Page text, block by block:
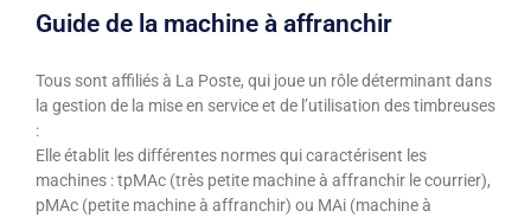
Guide de la machine à affranchir
Tous sont affiliés à La Poste, qui joue un rôle déterminant dans
la gestion de la mise en service et de l’utilisation des timbreuses
:
Elle établit les différentes normes qui caractérisent les
machines : tpMAc (très petite machine à affranchir le courrier),
pMAc (petite machine à affranchir) ou MAi (machine à